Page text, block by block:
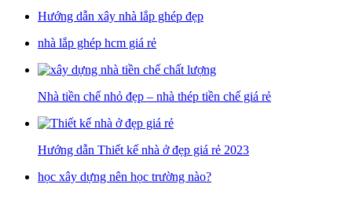
Hướng dẫn xây nhà lắp ghép đẹp
nhà lắp ghép hcm giá rẻ
Nhà tiền chế nhỏ đẹp – nhà thép tiền chế giá rẻ
Hướng dẫn Thiết kế nhà ở đẹp giá rẻ 2023
học xây dựng nên học trường nào?